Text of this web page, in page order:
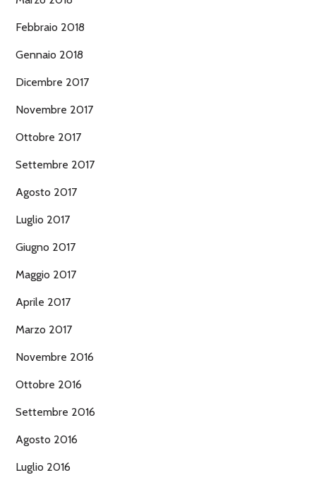
Febbraio 2018
Gennaio 2018
Dicembre 2017
Novembre 2017
Ottobre 2017
Settembre 2017
Agosto 2017
Luglio 2017
Giugno 2017
Maggio 2017
Aprile 2017
Marzo 2017
Novembre 2016
Ottobre 2016
Settembre 2016
Agosto 2016
Luglio 2016